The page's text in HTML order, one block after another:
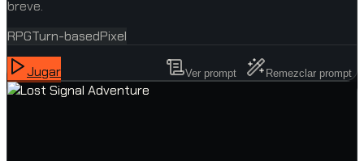
breve.
RPGTurn-basedPixel
Jugar Ver prompt Remezclar prompt